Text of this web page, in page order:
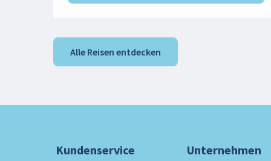
Alle Reisen entdecken
Kundenservice Unternehmen